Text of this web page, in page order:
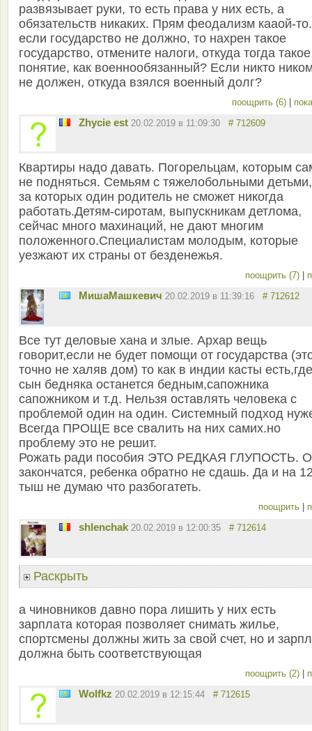
развязывает руки, то есть права у них есть, а
обязательств никаких. Прям феодализм кааой-
если государство не должно, то нахрен такое
государство, отмените налоги, откуда тогда такое
понятие, как военнообязанный? Если никто
не должен, откуда взялся военный долг?
поощрить (6)
Zhycie est 20.02.2019 в 11:09:30 # 712609
Квартиры надо давать. Погорельцам, которым
не подняться. Семьям с тяжелобольными
за которых один родитель не сможет никогда
работать.Детям-сиротам, выпускникам детлома,
сейчас много махинаций, не дают многим
положенного.Специалистам молодым, которые
уезжают их страны от безденежья.
поощрить (7)
MишаМашкевич 20.02.2019 в 11:39:16 # 712612
Все тут деловые хана и злые. Архар вещь
говорит,если не будет помощи от государства
точно не халяв дом) то как в индии касты есть,где
сын бедняка останется бедным,сапожника
сапожником и т.д. Нельзя оставлять человека с
проблемой один на один. Системный подход
Всегда ПРОЩЕ все свалить на них самих.но
проблему это не решит.
Рожать ради пособия ЭТО РЕДКАЯ ГЛУПОСТЬ.
закончатся, ребенка обратно не сдашь. Да и на
тыш не думаю что разбогатеть.
поощрить
shlenchak 20.02.2019 в 12:00:35 # 712614
Раскрыть
а чиновников давно пора лишить у них есть
зарплата которая позволяет снимать жилье,
спортсмены должны жить за свой счет, но и
должна быть соответствующая
поощрить (2)
Wolfkz 20.02.2019 в 12:15:44 # 712615